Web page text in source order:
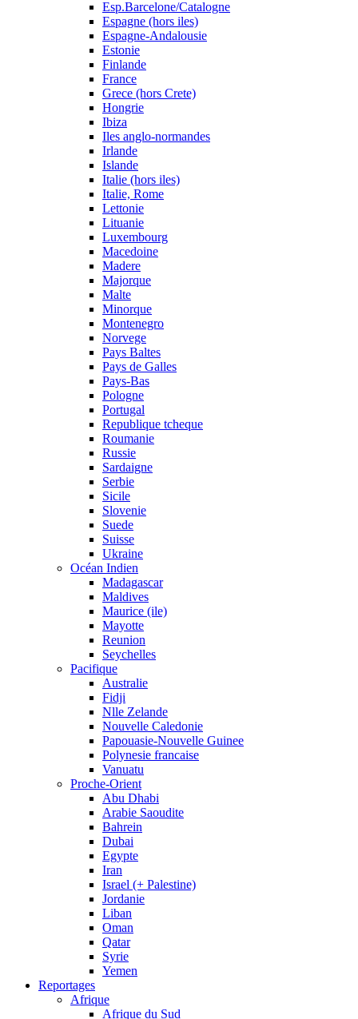
Esp.Barcelone/Catalogne
Espagne (hors iles)
Espagne-Andalousie
Estonie
Finlande
France
Grece (hors Crete)
Hongrie
Ibiza
Iles anglo-normandes
Irlande
Islande
Italie (hors iles)
Italie, Rome
Lettonie
Lituanie
Luxembourg
Macedoine
Madere
Majorque
Malte
Minorque
Montenegro
Norvege
Pays Baltes
Pays de Galles
Pays-Bas
Pologne
Portugal
Republique tcheque
Roumanie
Russie
Sardaigne
Serbie
Sicile
Slovenie
Suede
Suisse
Ukraine
Océan Indien
Madagascar
Maldives
Maurice (ile)
Mayotte
Reunion
Seychelles
Pacifique
Australie
Fidji
Nlle Zelande
Nouvelle Caledonie
Papouasie-Nouvelle Guinee
Polynesie francaise
Vanuatu
Proche-Orient
Abu Dhabi
Arabie Saoudite
Bahrein
Dubai
Egypte
Iran
Israel (+ Palestine)
Jordanie
Liban
Oman
Qatar
Syrie
Yemen
Reportages
Afrique
Afrique du Sud